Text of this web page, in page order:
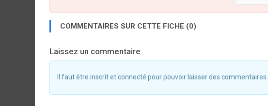
COMMENTAIRES SUR CETTE FICHE (0)
Laissez un commentaire
Il faut être inscrit et connecté pour pouvoir laisser des commentaires.